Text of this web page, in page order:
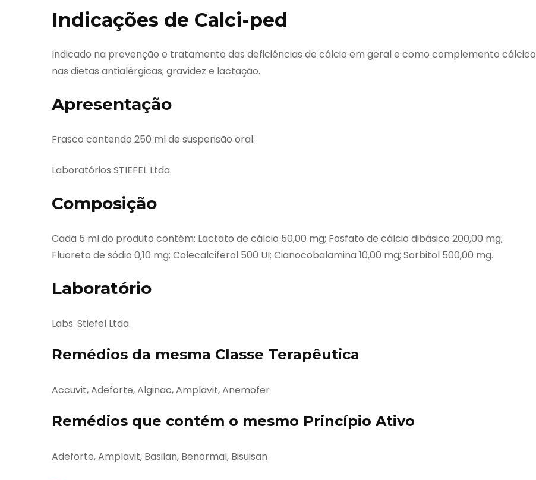
Indicações de Calci-ped
Indicado na prevenção e tratamento das deficiências de cálcio em geral e como complemento cálcico
nas dietas antialérgicas; gravidez e lactação.
Apresentação
Frasco contendo 250 ml de suspensão oral.
Laboratórios STIEFEL Ltda.
Composição
Cada 5 ml do produto contêm: Lactato de cálcio 50,00 mg; Fosfato de cálcio dibásico 200,00 mg;
Fluoreto de sódio 0,10 mg; Colecalciferol 500 UI; Cianocobalamina 10,00 mg; Sorbitol 500,00 mg.
Laboratório
Labs. Stiefel Ltda.
Remédios da mesma Classe Terapêutica
Accuvit, Adeforte, Alginac, Amplavit, Anemofer
Remédios que contém o mesmo Princípio Ativo
Adeforte, Amplavit, Basilan, Benormal, Bisuisan